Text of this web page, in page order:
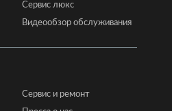
Сервис люкс
Видеообзор обслуживания
Сервис и ремонт